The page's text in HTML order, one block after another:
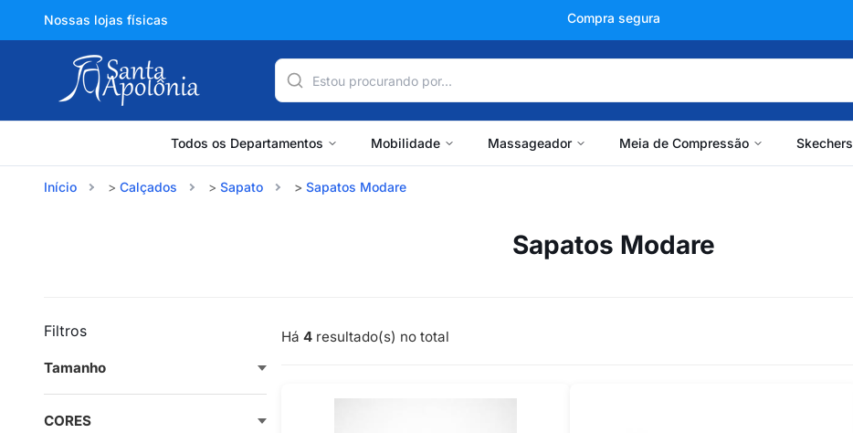
Nossas lojas físicas Compra segura
Todos os Departamentos Mobilidade Massageador Meia de Compressão Skechers
Início Calçados Sapato Sapatos Modare
Sapatos Modare
Filtros
CORES
Tamanho
Há 4resultado(s) no total